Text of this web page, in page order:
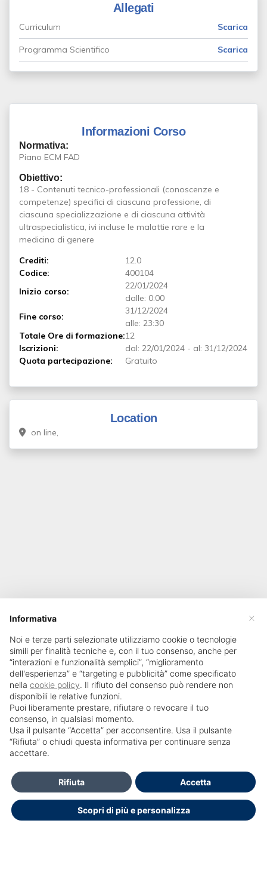
Allegati
Curriculum Scarica
Programma Scientifico Scarica
Informazioni Corso
Normativa:
Piano ECM FAD
Obiettivo:
18 - Contenuti tecnico-professionali (conoscenze e
competenze) specifici di ciascuna professione, di
ciascuna specializzazione e di ciascuna attività
ultraspecialistica, ivi incluse le malattie rare e la
medicina di genere
Crediti:
12.0
Codice:
400104
Inizio corso:
22/01/2024
dalle: 0:00
Fine corso:
31/12/2024
alle: 23:30
Totale Ore di formazione:12
Iscrizioni:
dal: 22/01/2024 - al: 31/12/2024
Quota partecipazione:
Gratuito
Location
on line,
SailPortal 8.5.1 build 18
HELP DESK OPENDOCTOR
info@opendoctor.it
+39 089 934 00 01
+39 3348792286
×
Informativa
Noi e terze parti selezionate utilizziamo cookie o tecnologie
simili per finalità tecniche e, con il tuo consenso, anche per
“interazioni e funzionalità semplici”, “miglioramento
dell'esperienza” e “targeting e pubblicità” come specificato
nella cookie policy. Il rifiuto del consenso può rendere non
disponibili le relative funzioni.
Puoi liberamente prestare, rifiutare o revocare il tuo
consenso, in qualsiasi momento.
Usa il pulsante “Accetta” per acconsentire. Usa il pulsante
“Rifiuta” o chiudi questa informativa per continuare senza
accettare.
Scopri di più e personalizza
Rifiuta Accetta